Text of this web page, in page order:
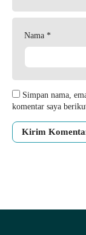
Nama *
Simpan nama,
komentar saya